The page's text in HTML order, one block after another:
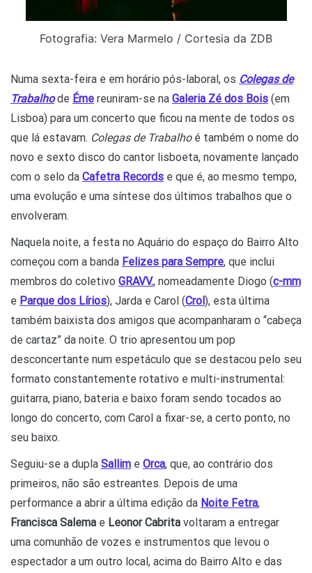
Fotografia: Vera Marmelo / Cortesia da ZDB
Numa sexta-feira e em horário pós-laboral, os Colegas de
Trabalhode Éme reuniram-se na Galeria Zé dos Bois (em
Lisboa) para um concerto que ficou na mente de todos os
que lá estavam. Colegas de Trabalhoé também o nome do
novo e sexto disco do cantor lisboeta, novamente lançado
com o selo da Cafetra Records e que é, ao mesmo tempo,
uma evolução e uma síntese dos últimos trabalhos que o
envolveram.
Naquela noite, a festa no Aquário do espaço do Bairro Alto
começou com a banda Felizes para Sempre, que inclui
membros do coletivo GRAVV., nomeadamente Diogo (c-mm
e Parque dos Lírios), Jarda e Carol (Crol), esta última
também baixista dos amigos que acompanharam o “cabeça
de cartaz” da noite. O trio apresentou um pop
desconcertante num espetáculo que se destacou pelo seu
formato constantemente rotativo e multi-instrumental:
guitarra, piano, bateria e baixo foram sendo tocados ao
longo do concerto, com Carol a fixar-se, a certo ponto, no
seu baixo.
Seguiu-se a dupla Sallim e Orca, que, ao contrário dos
primeiros, não são estreantes. Depois de uma
performance a abrir a última edição da Noite Fetra,
Francisca Salema e Leonor Cabrita voltaram a entregar
uma comunhão de vozes e instrumentos que levou o
espectador a um outro local, acima do Bairro Alto e das